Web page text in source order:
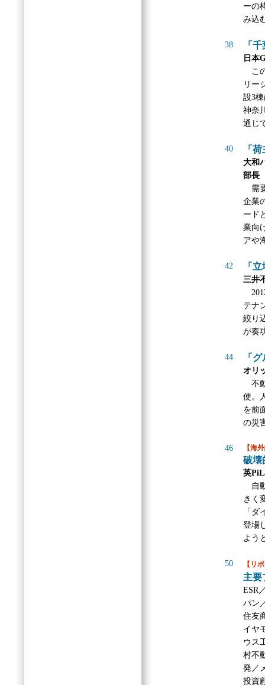
ーの
み込
38 「
日
こ
リー
設3
神奈
通じ
40 「
大和
部長
需
企業
ード
業向
アや
42 「
三井
テナ
絞り
が奏
44 「
オリ
不
使。
を前
の災
46 【海
破壊
英
自
きく
「
登場
よう
50 【リ
主要
ESR
パン
住友
イヤ
ウス
村不
発／
投資